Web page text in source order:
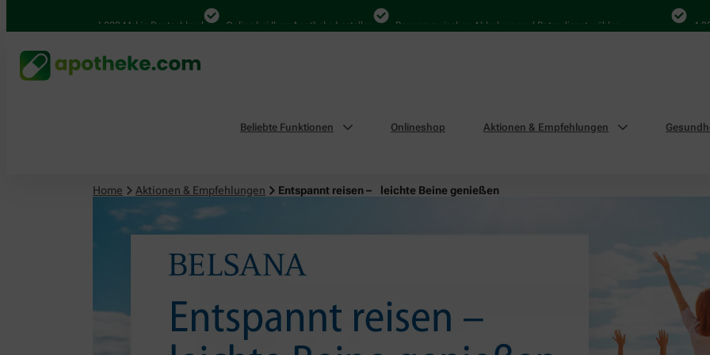
4.000 Mal in Deutschland Online bei Ihrer Apotheke bestellen Bequem zwischen Abholung und Botendienst wählen 4.000 Mal
Beliebte Funktionen Onlineshop Aktionen & Empfehlungen
Home Aktionen & Empfehlungen Entspannt reisen – leichte Beine genießen